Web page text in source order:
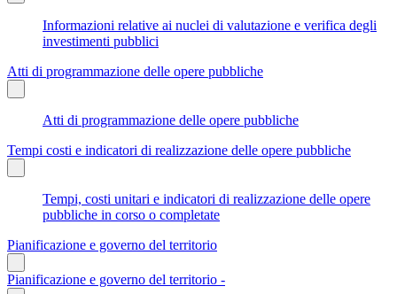
Informazioni relative ai nuclei di valutazione e verifica degli
investimenti pubblici
Atti di programmazione delle opere pubbliche
Atti di programmazione delle opere pubbliche
Tempi costi e indicatori di realizzazione delle opere pubbliche
Tempi, costi unitari e indicatori di realizzazione delle opere
pubbliche in corso o completate
Pianificazione e governo del territorio
Pianificazione e governo del territorio -